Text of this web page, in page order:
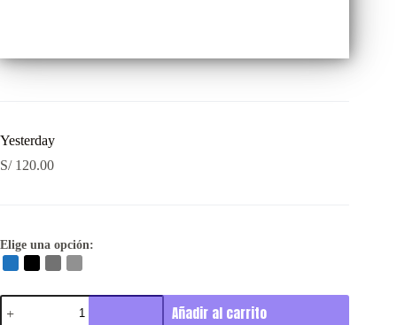
Yesterday
S/120.00
Elige una opción:
Yesterday
cantidad
Añadir al carrito